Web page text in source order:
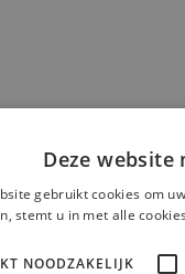
of
hebben
en
artikelen, er is
Deze website
gebruikt cookies om
stemt u in met alle
NOODZAKELIJK